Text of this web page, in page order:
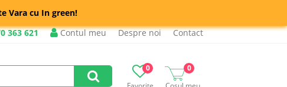
Vara cu In green!
363 621 Contul meu Despre noi Contact
0
0